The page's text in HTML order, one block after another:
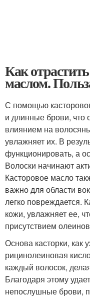
Как
маслом.
С помощью
и длинные брови, что
влиянием на
увлажняет их. В
функционировать, а
Волоски начинают
Касторовое масло
важно для области
легко повреждается.
кожи, увлажняет ее,
присутствием
Основа касторки, как
рицинолеиновая
каждый волосок,
Благодаря этому
непослушные брови,